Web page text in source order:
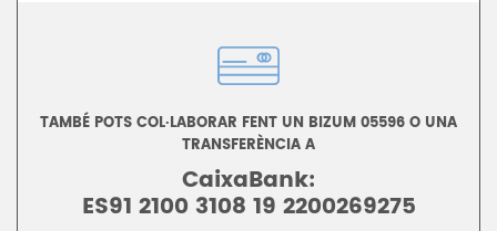
TAMBÉ POTS COL·LABORAR FENT UN BIZUM 05596 O UNA
TRANSFERÈNCIA A
CaixaBank:
ES91 2100 3108 19 2200269275